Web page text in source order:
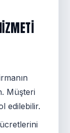
Müşteri
edilebilir.